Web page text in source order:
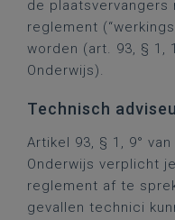
de plaatsvervangers
reglement
worden (art. 93, § 1,
Onderwijs).
Technisch
Artikel 93, § 1, 9°
Onderwijs verplicht
reglement af te
gevallen technici